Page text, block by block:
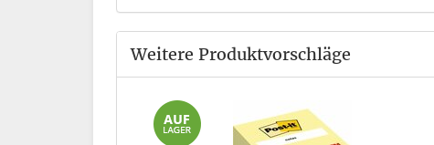
Weitere Produktvorschläge